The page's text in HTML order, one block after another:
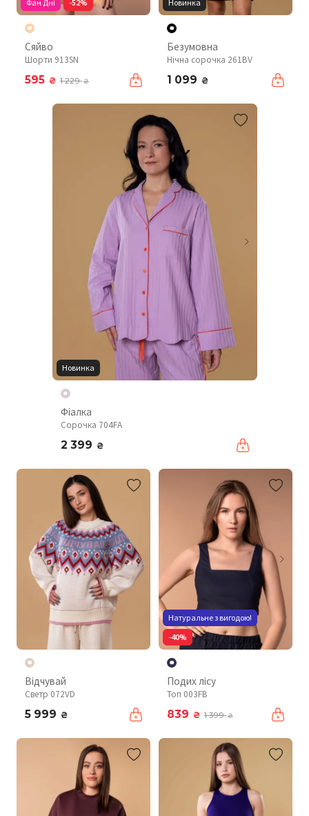
Фан Дні -52%
Сяйво
Шорти 913SN
595 ₴ 1 229₴
Новинка
Безумовна
Нічна сорочка 261BV
1 099 ₴
Новинка
Фіалка
Сорочка 704FA
2 399 ₴
Відчувай
Светр 072VD
5 999 ₴
Натуральне з вигодою!
-40%
Подих лісу
Топ 003FB
839 ₴ 1 399₴